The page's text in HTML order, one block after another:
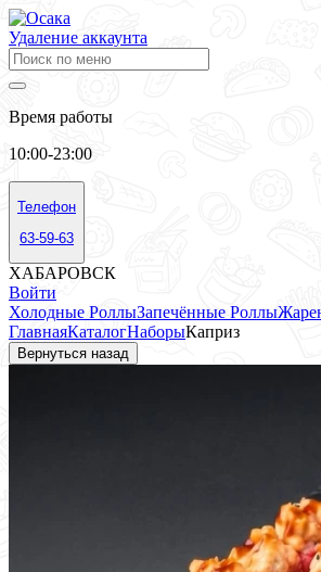
Удаление аккаунта
Время работы
10:00-23:00
Телефон
63-59-63
ХАБАРОВСК
Войти
Холодные РоллыЗапечённые Роллы
ГлавнаяКаталогНаборыКаприз
Вернуться назад